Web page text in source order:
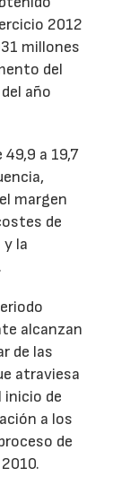
2012
millones
del
año
49,9 a 19,7
margen
de
la
alcanzan
de las
atraviesa
inicio de
a los
de